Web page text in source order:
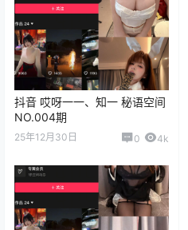
抖音 哎呀一一、知一 秘语空间
NO.004期
25年12月30日 0 4k